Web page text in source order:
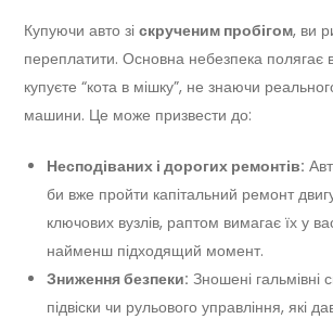
Купуючи авто зіскрученим пробігом, ви
переплатити. Основна небезпека полягає
купуєте “кота в мішку”, не знаючи
машини. Це може призвести до:
Несподіваних і дорогих ремонтів:
би вже пройти капітальний ремонт
ключових вузлів, раптом вимагає їх у
найменш підходящий момент.
Зниження безпеки: Зношені гальмівні
підвіски чи рульового управління, які